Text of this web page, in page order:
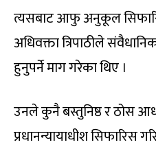
त्यसबाट आफु अनुकूल
अधिवक्ता त्रिपाठीले
हुनुपर्ने माग गरेका थिए ।
उनले कुनै बस्तुनिष्ठ र ठोस
प्रधानन्यायाधीश सिफारिस